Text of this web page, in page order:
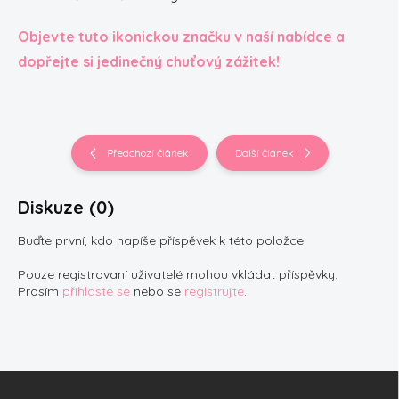
Objevte tuto ikonickou značku v naší nabídce a
dopřejte si jedinečný chuťový zážitek!
Předchozí článek Další článek
Diskuze (0)
Buďte první, kdo napíše příspěvek k této položce.
Pouze registrovaní uživatelé mohou vkládat příspěvky.
Prosím přihlaste se nebo se registrujte.